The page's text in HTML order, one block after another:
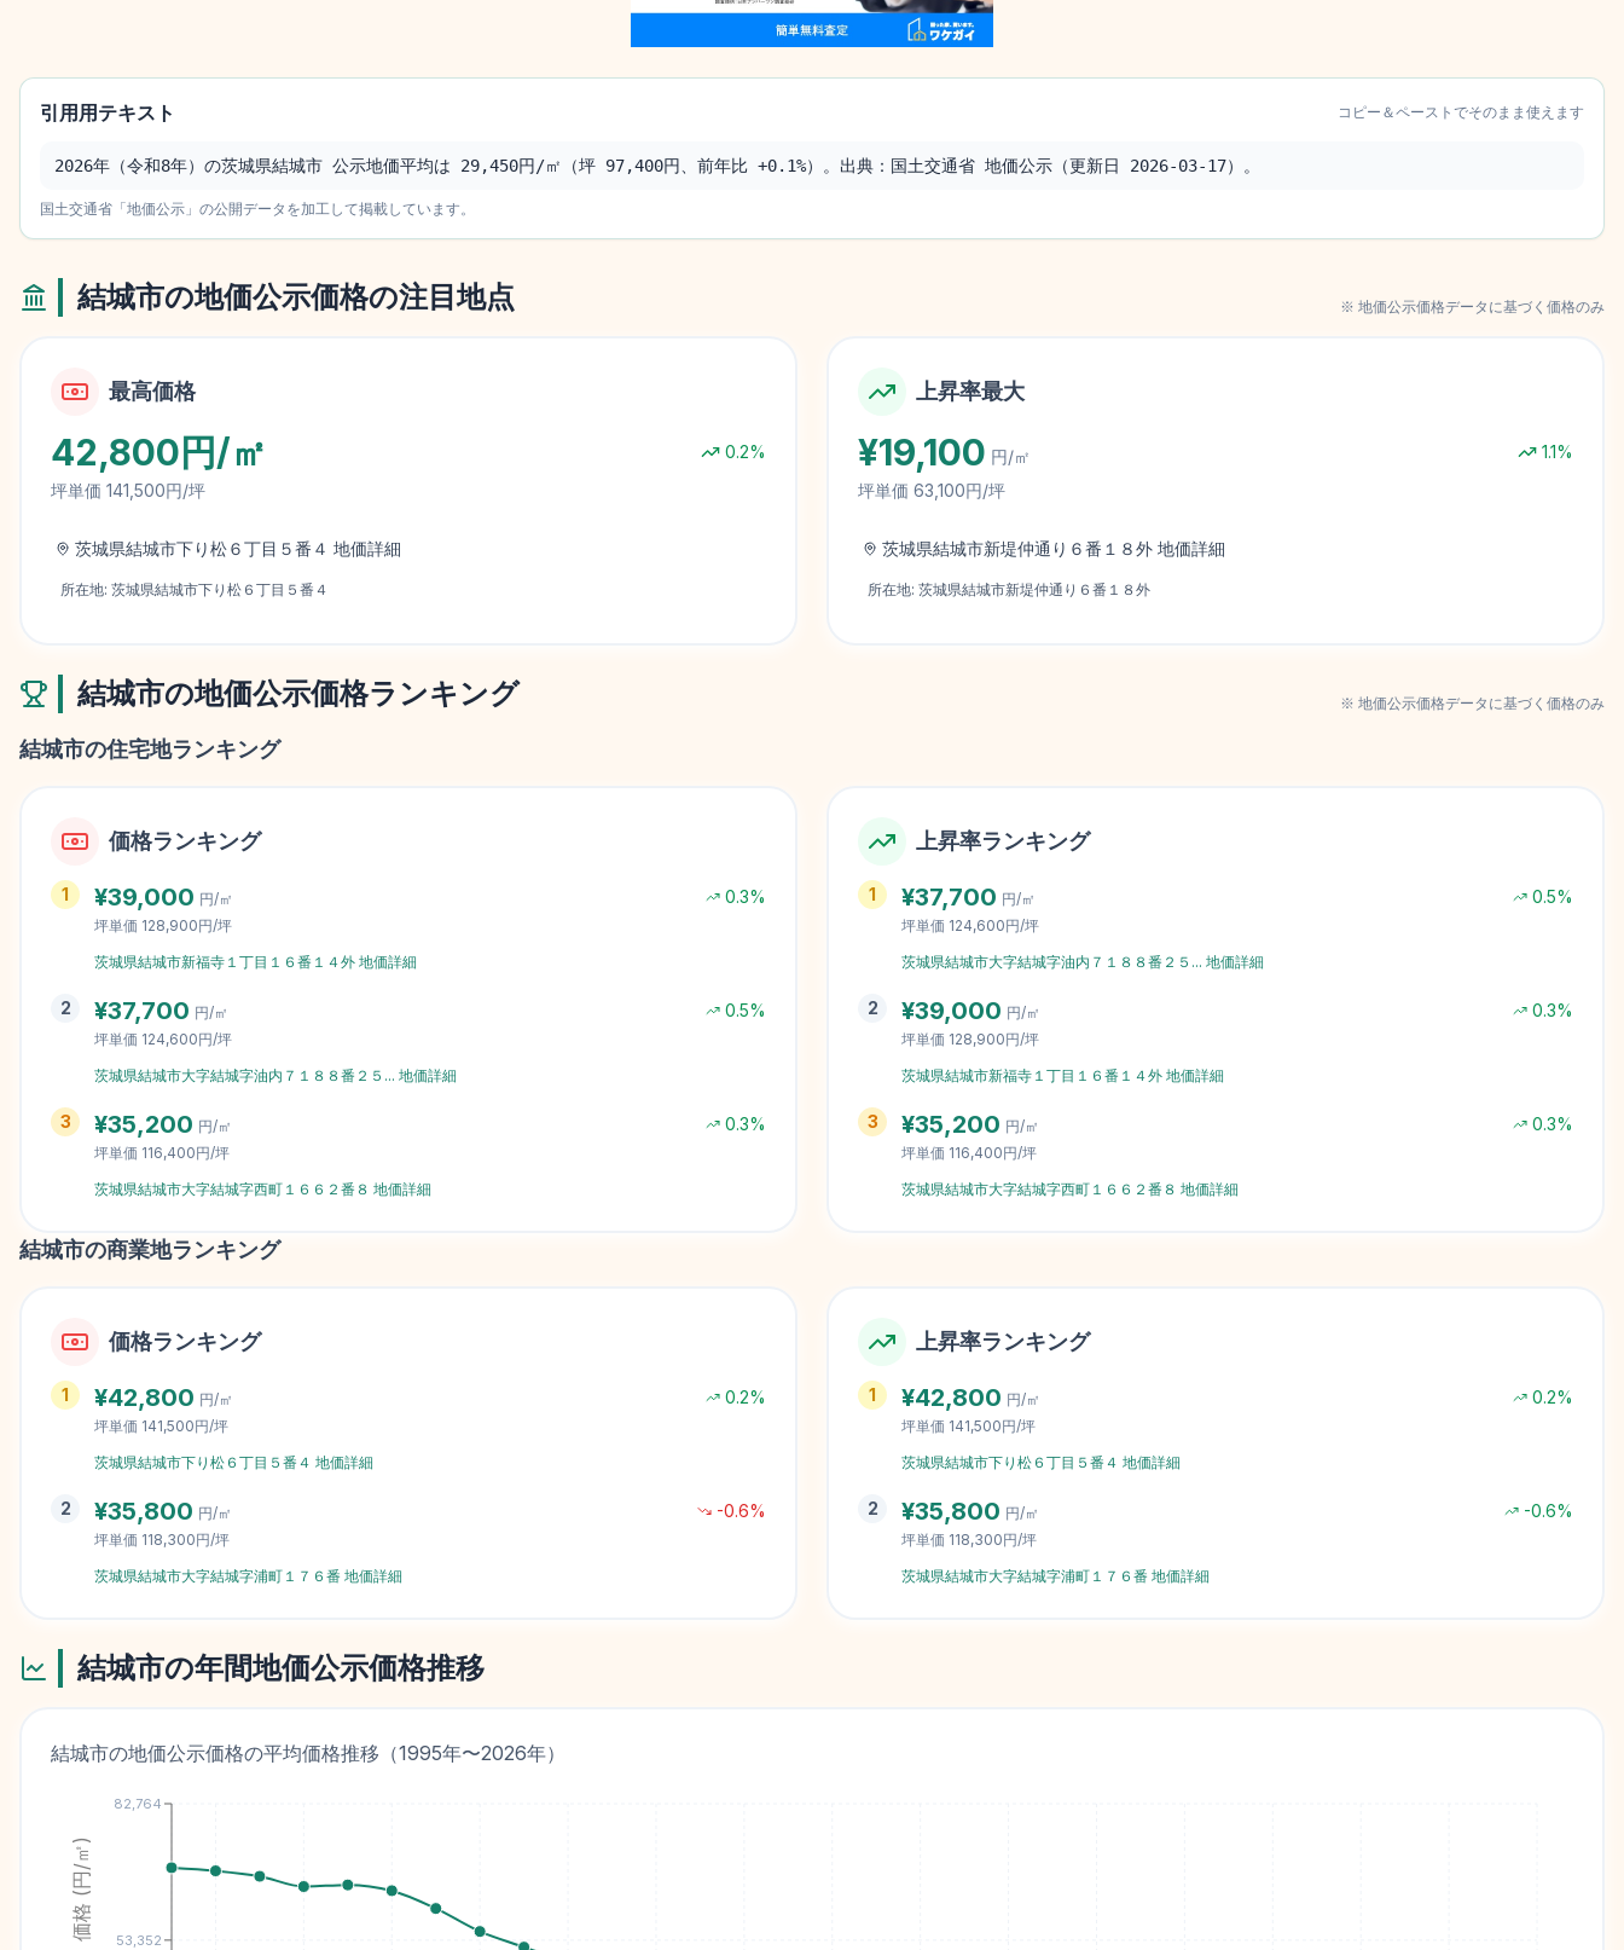
引用用テキスト コピー＆ペーストでそのまま使えます
2026年（令和8年）の茨城県結城市 公示地価平均は 29,450円/㎡（坪 97,400円、前年比 +0.1%）。出典：国土交通省 地価公示（更新日 2026-03-17）。
国土交通省「地価公示」の公開データを加工して掲載しています。
結城市の地価公示価格の注目地点 ※ 地価公示価格データに基づく価格のみ
最高価格
42,800円/㎡ 0.2%
坪単価 141,500円/坪
茨城県結城市下り松６丁目５番４ 地価詳細
所在地: 茨城県結城市下り松６丁目５番４
上昇率最大
¥19,100 円/㎡ 1.1%
坪単価 63,100円/坪
茨城県結城市新堤仲通り６番１８外 地価詳細
所在地: 茨城県結城市新堤仲通り６番１８外
結城市の地価公示価格ランキング ※ 地価公示価格データに基づく価格のみ
結城市の住宅地ランキング
価格ランキング
1 ¥39,000 円/㎡ 0.3%
坪単価 128,900円/坪
茨城県結城市新福寺１丁目１６番１４外 地価詳細
2 ¥37,700 円/㎡ 0.5%
坪単価 124,600円/坪
茨城県結城市大字結城字油内７１８８番２５ ... 地価詳細
3 ¥35,200 円/㎡ 0.3%
坪単価 116,400円/坪
茨城県結城市大字結城字西町１６６２番８ 地価詳細
上昇率ランキング
1 ¥37,700 円/㎡ 0.5%
坪単価 124,600円/坪
茨城県結城市大字結城字油内７１８８番２５ ... 地価詳細
2 ¥39,000 円/㎡ 0.3%
坪単価 128,900円/坪
茨城県結城市新福寺１丁目１６番１４外 地価詳細
3 ¥35,200 円/㎡ 0.3%
坪単価 116,400円/坪
茨城県結城市大字結城字西町１６６２番８ 地価詳細
結城市の商業地ランキング
価格ランキング
1 ¥42,800 円/㎡ 0.2%
坪単価 141,500円/坪
茨城県結城市下り松６丁目５番４ 地価詳細
2 ¥35,800 円/㎡ -0.6%
坪単価 118,300円/坪
茨城県結城市大字結城字浦町１７６番 地価詳細
上昇率ランキング
1 ¥42,800 円/㎡ 0.2%
坪単価 141,500円/坪
茨城県結城市下り松６丁目５番４ 地価詳細
2 ¥35,800 円/㎡ -0.6%
坪単価 118,300円/坪
茨城県結城市大字結城字浦町１７６番 地価詳細
結城市の年間地価公示価格推移
結城市の地価公示価格の平均価格推移（1995年〜2026年）
53,352
82,764
価格 (円/㎡)